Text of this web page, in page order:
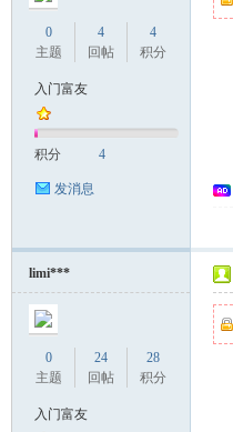
0
主题
4
回帖
4
积分
入门富友
积分 4
发消息
limi***
0
主题
24
回帖
28
积分
入门富友